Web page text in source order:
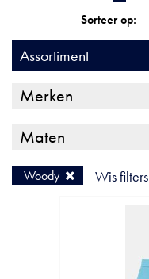
Sorteer op:
Assortiment
Merken
Maten
Woody Wis filters